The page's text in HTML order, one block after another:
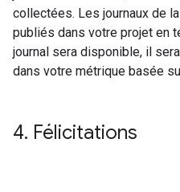
collectées. Les journaux de
publiés dans votre projet en
journal sera disponible, il
dans votre métrique basée
4. Félicitations